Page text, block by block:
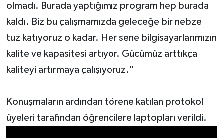
olmadı. Burada yaptığımız program hep burada
kaldı. Biz bu çalışmamızda geleceğe bir nebze
tuz katıyoruz o kadar. Her sene bilgisayarlarımızın
kalite ve kapasitesi artıyor. Gücümüz arttıkça
kaliteyi artırmaya çalışıyoruz."
Konuşmaların ardından törene katılan protokol
üyeleri tarafından öğrencilere laptopları verildi.